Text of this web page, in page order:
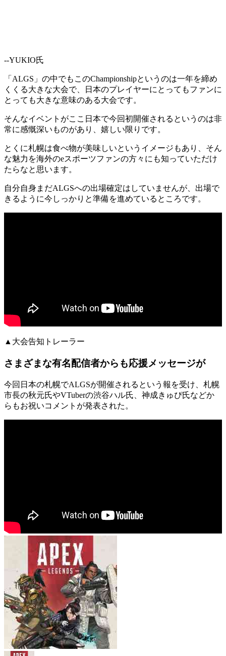
--YUKIO氏
「ALGS」の中でもこのChampionshipというのは一年を締め
くくる大きな大会で、日本のプレイヤーにとってもファンに
とっても大きな意味のある大会です。
そんなイベントがここ日本で今回初開催されるというのは非
常に感慨深いものがあり、嬉しい限りです。
とくに札幌は食べ物が美味しいというイメージもあり、そん
な魅力を海外のeスポーツファンの方々にも知っていただけ
たらなと思います。
自分自身まだALGSへの出場確定はしていませんが、出場で
きるように今しっかりと準備を進めているところです。
▲大会告知トレーラー
さまざまな有名配信者からも応援メッセージが
今回日本の札幌でALGSが開催されるという報を受け、札幌
市長の秋元氏やVTuberの渋谷ハル氏、神成きゅぴ氏などか
らもお祝いコメントが発表された。